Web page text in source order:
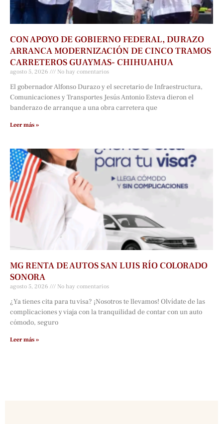
CON APOYO DE GOBIERNO FEDERAL, DURAZO
ARRANCA MODERNIZACIÓN DE CINCO TRAMOS
CARRETEROS GUAYMAS- CHIHUAHUA
agosto 5, 2026 No hay comentarios
El gobernador Alfonso Durazo y el secretario de Infraestructura,
Comunicaciones y Transportes Jesús Antonio Esteva dieron el
banderazo de arranque a una obra carretera que
Leer más »
MG RENTA DE AUTOS SAN LUIS RÍO COLORADO
SONORA
agosto 5, 2026 No hay comentarios
¿Ya tienes cita para tu visa? ¡Nosotros te llevamos! Olvídate de las
complicaciones y viaja con la tranquilidad de contar con un auto
cómodo, seguro
Leer más »